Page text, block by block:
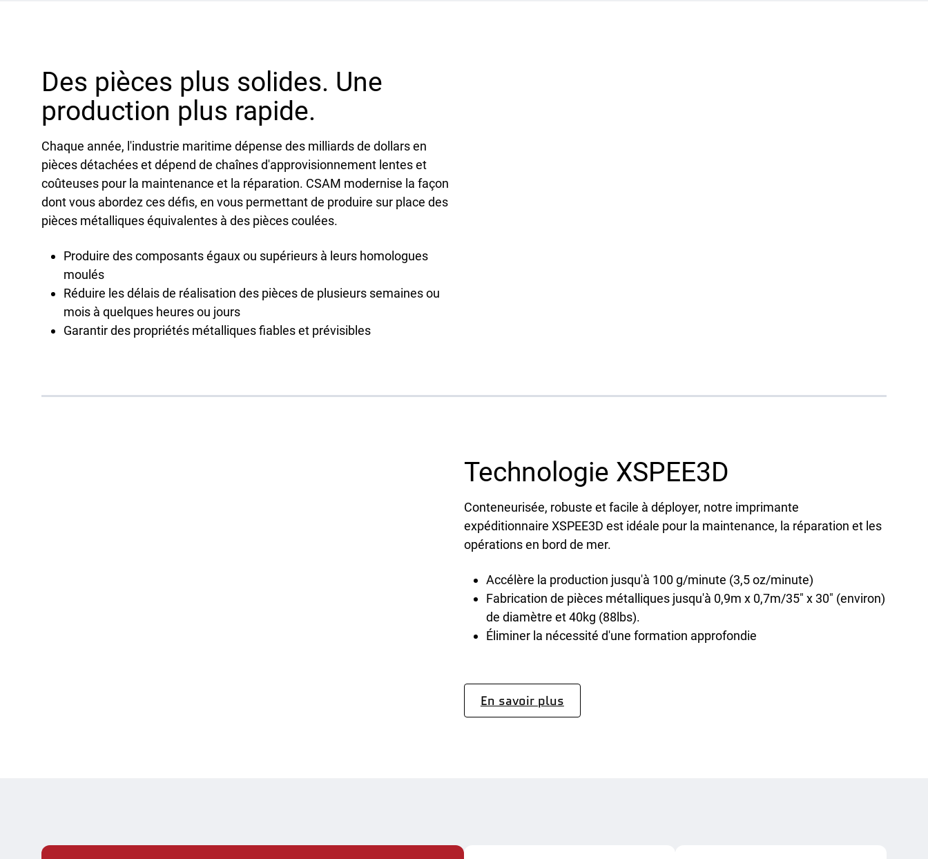
Des pièces plus solides. Une
production plus rapide.
Chaque année, l'industrie maritime dépense des milliards de dollars en
pièces détachées et dépend de chaînes d'approvisionnement lentes et
coûteuses pour la maintenance et la réparation. CSAM modernise la façon
dont vous abordez ces défis, en vous permettant de produire sur place des
pièces métalliques équivalentes à des pièces coulées.
Produire des composants égaux ou supérieurs à leurs homologues
moulés
Réduire les délais de réalisation des pièces de plusieurs semaines ou
mois à quelques heures ou jours
Garantir des propriétés métalliques fiables et prévisibles
Technologie XSPEE3D
Conteneurisée, robuste et facile à déployer, notre imprimante
expéditionnaire XSPEE3D est idéale pour la maintenance, la réparation et les
opérations en bord de mer.
Accélère la production jusqu'à 100 g/minute (3,5 oz/minute)
Fabrication de pièces métalliques jusqu'à 0,9m x 0,7m/35″ x 30″ (environ)
de diamètre et 40kg (88lbs).
Éliminer la nécessité d'une formation approfondie
En savoir plus